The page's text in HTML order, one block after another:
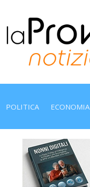
POLITICA ECONOMIA